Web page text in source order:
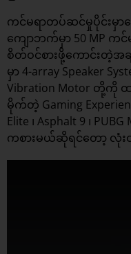
ကင်မရာတပ်ဆင်မှုပိုင်းမှာ
ကျောဘက်မှာ 50 MP က
စိတ်ဝင်စားဖို့ကောင်းတဲ့အ
မှာ 4-array Speaker
Vibration Motor တို့
မိုက်တဲ့ Gaming
Elite ၊ Asphalt 9 ၊
ကစားမယ်ဆိုရင်တော့ လုံးဝ